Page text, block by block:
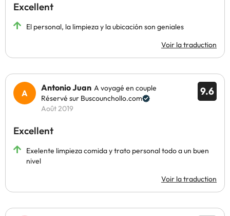
Excellent
El personal, la limpieza y la ubicación son geniales
Voir la traduction
9.6
Antonio Juan A voyagé en couple
Réservé sur Buscounchollo.com
Août 2019
Excellent
Exelente limpieza comida y trato personal todo a un buen
nivel
Voir la traduction